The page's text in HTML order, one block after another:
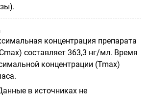
концентрация препарата
составляет 363,3 нг/мл. Время
концентрации (Tmax)
в источниках не